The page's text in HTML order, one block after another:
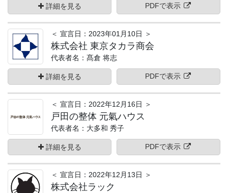
詳細を見る PDFで表示
＜ 宣言日：2023年01月10日 ＞
株式会社 東京タカラ商会
代表者名：髙倉 将志
詳細を見る PDFで表示
＜ 宣言日：2022年12月16日 ＞
戸田の整体 元氣ハウス
代表者名：大多和 秀子
詳細を見る PDFで表示
＜ 宣言日：2022年12月13日 ＞
株式会社ラック